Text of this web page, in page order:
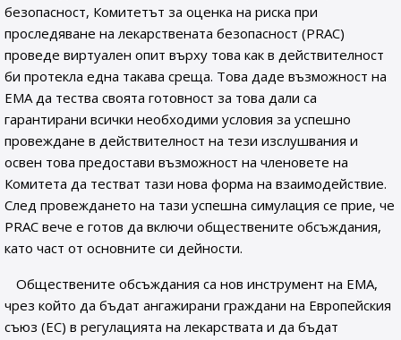
безопасност, Комитетът за оценка на риска при
проследяване на лекарствената безопасност (PRAC)
проведе виртуален опит върху това как в действителност
би протекла една такава среща. Това даде възможност на
ЕМА да тества своята готовност за това дали са
гарантирани всички необходими условия за успешно
провеждане в действителност на тези изслушвания и
освен това предостави възможност на членовете на
Комитета да тестват тази нова форма на взаимодействие.
След провеждането на тази успешна симулация се прие, че
PRAC вече е готов да включи обществените обсъждания,
като част от основните си дейности.
Обществените обсъждания са нов инструмент на EMA,
чрез който да бъдат ангажирани граждани на Европейския
съюз (ЕС) в регулацията на лекарствата и да бъдат